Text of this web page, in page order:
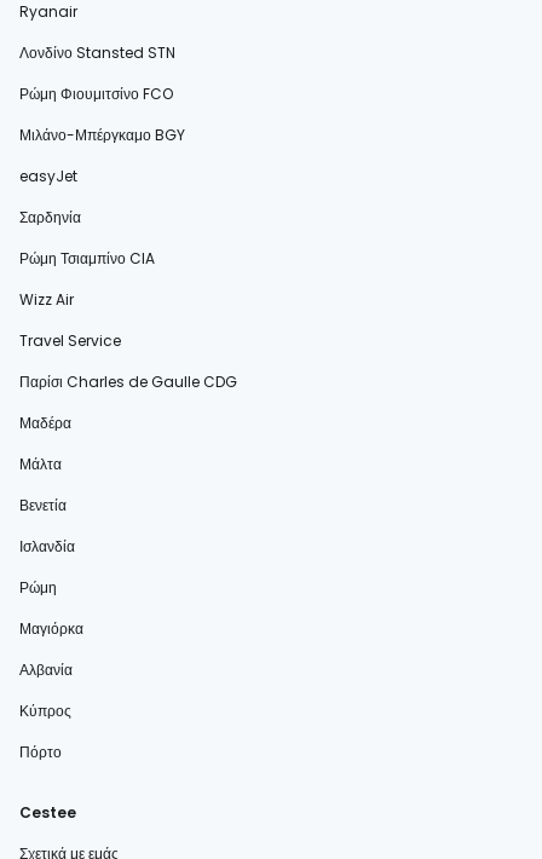
Ryanair
Λονδίνο Stansted STN
Ρώμη Φιουμιτσίνο FCO
Μιλάνο-Μπέργκαμο BGY
easyJet
Σαρδηνία
Ρώμη Τσιαμπίνο CIA
Wizz Air
Travel Service
Παρίσι Charles de Gaulle CDG
Μαδέρα
Μάλτα
Βενετία
Ισλανδία
Ρώμη
Μαγιόρκα
Αλβανία
Κύπρος
Πόρτο
Cestee
Σχετικά με εμάς